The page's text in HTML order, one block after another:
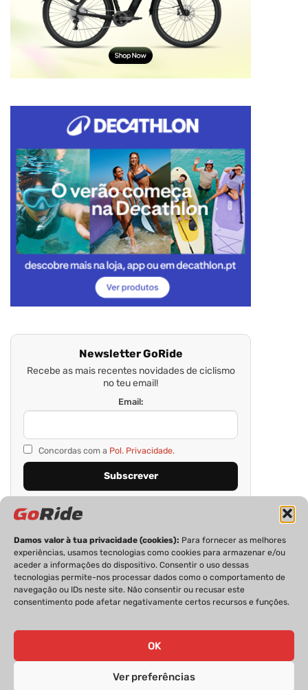
Damos valor à tua privacidade (cookies): Para fornecer as melhores
experiências, usamos tecnologias como cookies para armazenar e/ou
aceder a informações do dispositivo. Consentir o uso dessas
tecnologias permite-nos processar dados como o comportamento de
navegação ou IDs neste site. Não consentir ou recusar este
consentimento pode afetar negativamente certos recursos e funções.
OK
Ver preferências
Newsletter GoRide
Recebe as mais recentes novidades de ciclismo
no teu email!
Email:
Concordas com a Pol. Privacidade.
PRIVACIDADE FICHA TÉCNICA
ESTATUTO EDITORIAL